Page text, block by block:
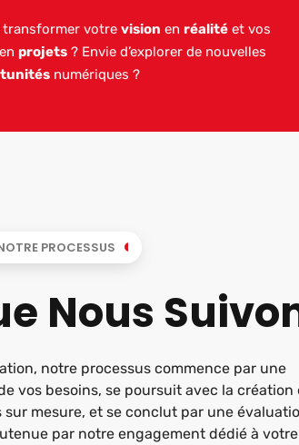
transformer votre vision en réalité et vos
en projets ? Envie d’explorer de nouvelles
numériques ?
PROCESSUS
Nous
notre processus commence par une
vos besoins, se poursuit avec la création
mesure, et se conclut par une
par notre engagement dédié à votre